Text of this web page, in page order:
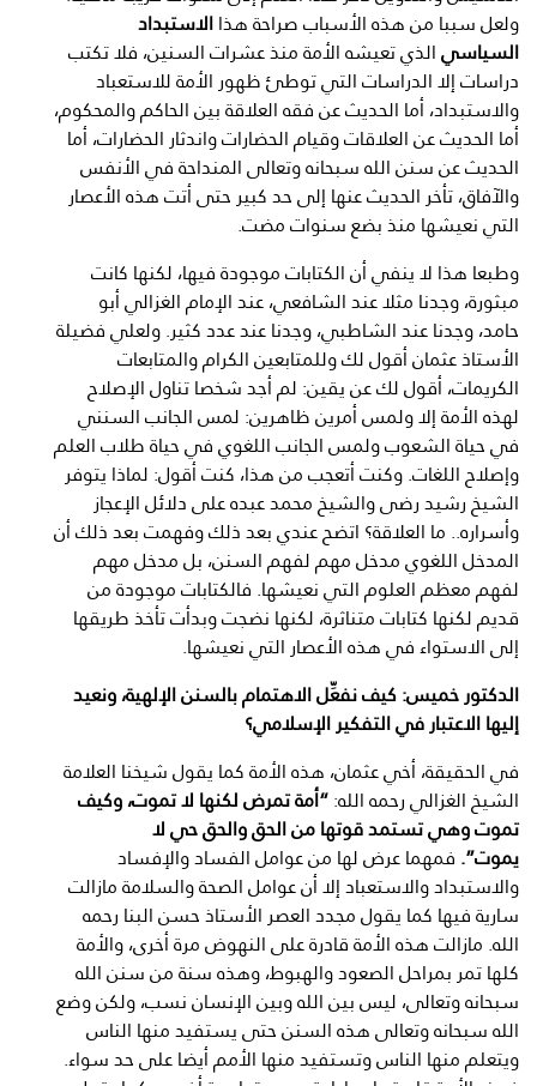
ولعل سببا من هذه الأسباب صراحة هذاالاستبداد
السياسيالذي تعيشه الأمة منذ عشرات السنين، فلا تكتب
دراسات إلا الدراسات التي توطئ ظهور الأمة للاستعباد
والاستبداد، أما الحديث عن فقه العلاقة بين الحاكم والمحكوم،
أما الحديث عن العلاقات وقيام الحضارات واندثار الحضارات، أما
الحديث عن سنن الله سبحانه وتعالى المنداحة في الأنفس
والآفاق، تأخر الحديث عنها إلى حد كبير حتى أتت هذه الأعصار
التي نعيشها منذ بضع سنوات مضت.
وطبعا هذا لا ينفي أن الكتابات موجودة فيها، لكنها كانت
مبثورة، وجدنا مثلا عند الشافعي، عند الإمام الغزالي أبو
حامد، وجدنا عند الشاطبي، وجدنا عند عدد كثير. ولعلي فضيلة
الأستاذ عثمان أقول لك وللمتابعين الكرام والمتابعات
الكريمات، أقول لك عن يقين: لم أجد شخصا تناول الإصلاح
لهذه الأمة إلا ولمس أمرين ظاهرين: لمس الجانب السنني
في حياة الشعوب ولمس الجانب اللغوي في حياة طلاب العلم
وإصلاح اللغات. وكنت أتعجب من هذا، كنت أقول: لماذا يتوفر
الشيخ رشيد رضى والشيخ محمد عبده على دلائل الإعجاز
وأسراره.. ما العلاقة؟ اتضح عندي بعد ذلك وفهمت بعد ذلك أن
المدخل اللغوي مدخل مهم لفهم السنن، بل مدخل مهم
لفهم معظم العلوم التي نعيشها. فالكتابات موجودة من
قديم لكنها كتابات متناثرة، لكنها نضجت وبدأت تأخذ طريقها
إلى الاستواء في هذه الأعصار التي نعيشها.
الدكتور خميس: كيف نفعِّل الاهتمام بالسنن الإلهية، ونعيد
إليها الاعتبار في التفكير الإسلامي؟
في الحقيقة، أخي عثمان، هذه الأمة كما يقول شيخنا العلامة
الشيخ الغزالي رحمه الله:“أمة تمرض لكنها لا تموت، وكيف
تموت وهي تستمد قوتها من الحق والحق حي لا
يموت”. فمهما عرض لها من عوامل الفساد والإفساد
والاستبداد والاستعباد إلا أن عوامل الصحة والسلامة مازالت
سارية فيها كما يقول مجدد العصر الأستاذ حسن البنا رحمه
الله. مازالت هذه الأمة قادرة على النهوض مرة أخرى، والأمة
كلها تمر بمراحل الصعود والهبوط، وهذه سنة من سنن الله
سبحانه وتعالى، ليس بين الله وبين الإنسان نسب، ولكن وضع
الله سبحانه وتعالى هذه السنن حتى يستفيد منها الناس
ويتعلم منها الناس وتستفيد منها الأمم أيضا على حد سواء.